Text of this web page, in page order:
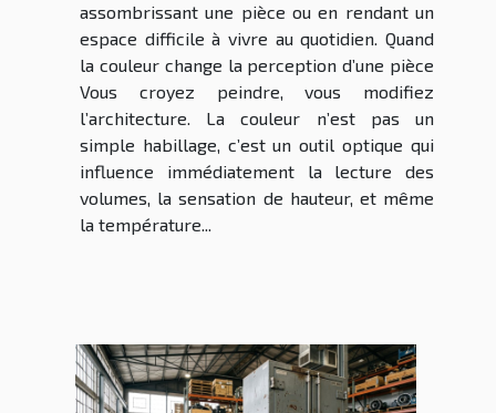
assombrissant une pièce ou en rendant un
espace difficile à vivre au quotidien. Quand
la couleur change la perception d’une pièce
Vous croyez peindre, vous modifiez
l’architecture. La couleur n’est pas un
simple habillage, c’est un outil optique qui
influence immédiatement la lecture des
volumes, la sensation de hauteur, et même
la température...